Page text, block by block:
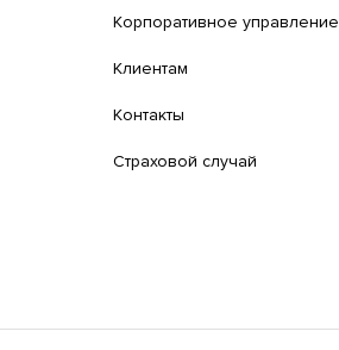
Корпоративное управление
Клиентам
Контакты
Страховой случай